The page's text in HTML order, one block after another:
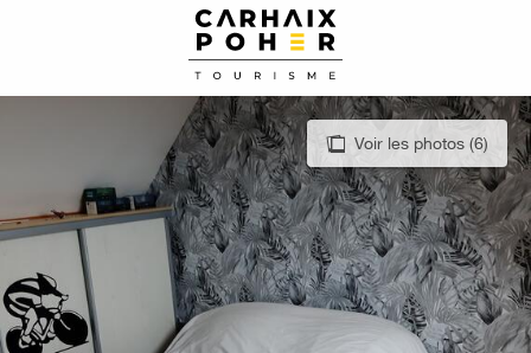
principal
Voir les photos (6)